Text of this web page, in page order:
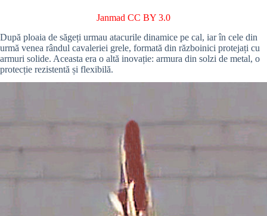
Janmad CC BY 3.0
După ploaia de săgeți urmau atacurile dinamice pe cal, iar în cele din
urmă venea rândul cavaleriei grele, formată din războinici protejați cu
armuri solide. Aceasta era o altă inovație: armura din solzi de metal, o
protecție rezistentă și flexibilă.